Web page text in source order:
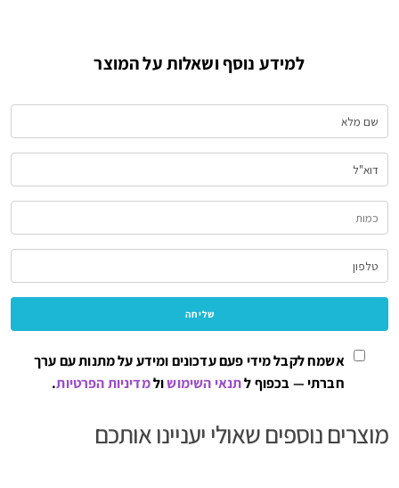
למידע נוסף ושאלות על המוצר
אשמח לקבל מידי פעם עדכונים ומידע על מתנות עם ערך
חברתי — בכפוף לתנאי השימושולמדיניות הפרטיות.
מוצרים נוספים שאולי יעניינו אותכם